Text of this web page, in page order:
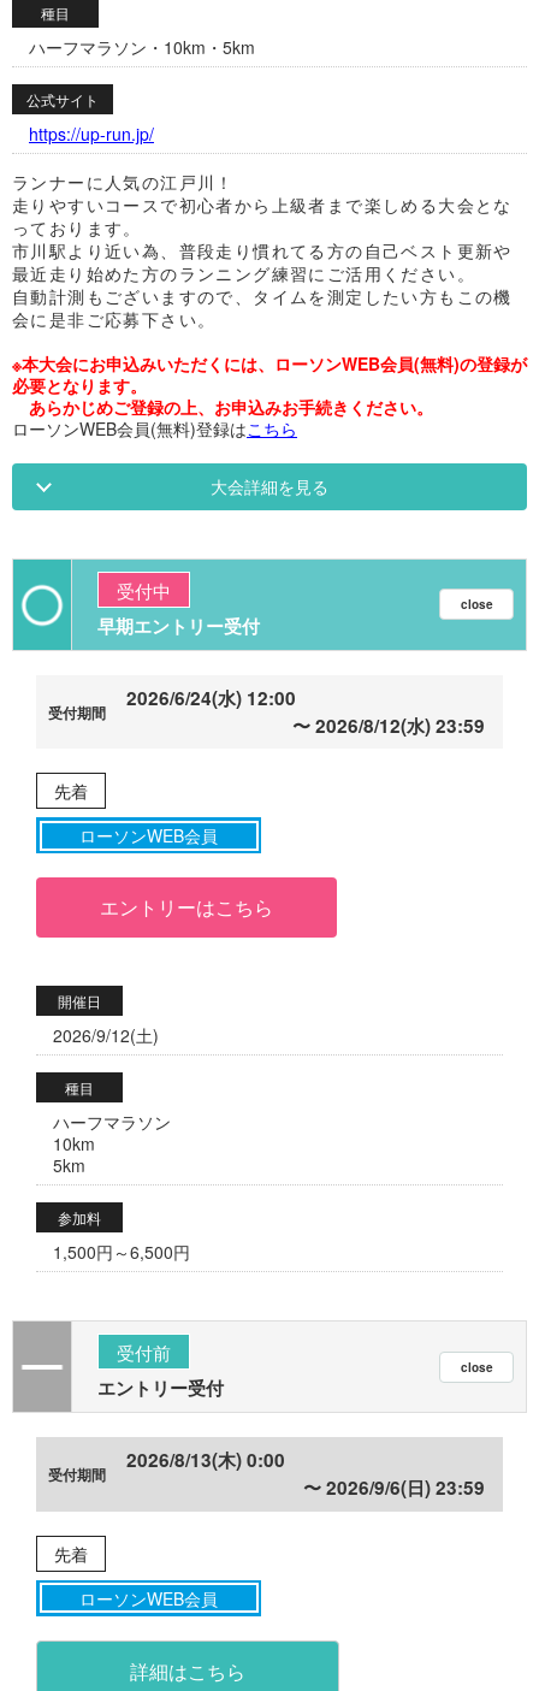
種目
ハーフマラソン・10km・5km
公式サイト
https://up-run.jp/
ランナーに人気の江戸川！
走りやすいコースで初心者から上級者まで楽しめる大会とな
っております。
市川駅より近い為、普段走り慣れてる方の自己ベスト更新や
最近走り始めた方のランニング練習にご活用ください。
自動計測もございますので、タイムを測定したい方もこの機
会に是非ご応募下さい。
※本大会にお申込みいただくには、ローソンWEB会員(無料)の登録が
必要となります。
あらかじめご登録の上、お申込みお手続きください。
ローソンWEB会員(無料)登録はこちら
大会詳細を見る
受付中
早期エントリー受付
2026/6/24(水) 12:00
2026/8/12(水) 23:59
先着
ローソンWEB会員
エントリーはこちら
開催日
2026/9/12(土)
種目
ハーフマラソン
10km
5km
参加料
1,500円～6,500円
受付前
エントリー受付
2026/8/13(木) 0:00
2026/9/6(日) 23:59
先着
ローソンWEB会員
詳細はこちら